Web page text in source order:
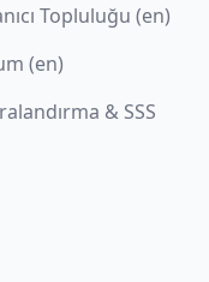
Topluluğu (en)
(en)
& SSS